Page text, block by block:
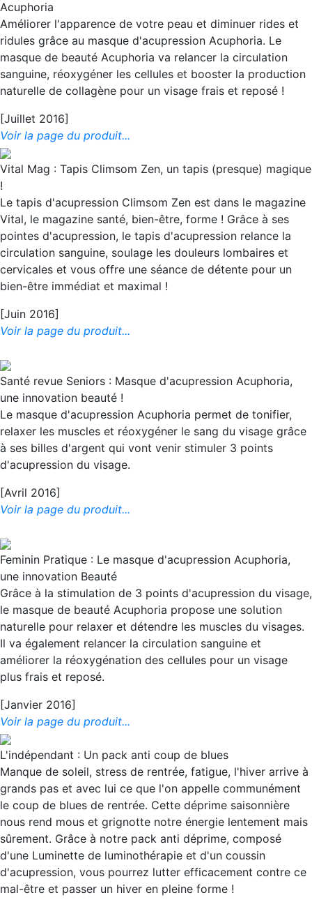
Acuphoria
Améliorer l'apparence de votre peau et diminuer rides et
ridules grâce au masque d'acupression Acuphoria. Le
masque de beauté Acuphoria va relancer la circulation
sanguine, réoxygéner les cellules et booster la production
naturelle de collagène pour un visage frais et reposé !
[Juillet 2016]
Voir la page du produit...
Vital Mag : Tapis Climsom Zen, un tapis (presque) magique
!
Le tapis d'acupression Climsom Zen est dans le magazine
Vital, le magazine santé, bien-être, forme ! Grâce à ses
pointes d'acupression, le tapis d'acupression relance la
circulation sanguine, soulage les douleurs lombaires et
cervicales et vous offre une séance de détente pour un
bien-être immédiat et maximal !
[Juin 2016]
Voir la page du produit...
Santé revue Seniors : Masque d'acupression Acuphoria,
une innovation beauté !
Le masque d'acupression Acuphoria permet de tonifier,
relaxer les muscles et réoxygéner le sang du visage grâce
à ses billes d'argent qui vont venir stimuler 3 points
d'acupression du visage.
[Avril 2016]
Voir la page du produit...
Feminin Pratique : Le masque d'acupression Acuphoria,
une innovation Beauté
Grâce à la stimulation de 3 points d'acupression du visage,
le masque de beauté Acuphoria propose une solution
naturelle pour relaxer et détendre les muscles du visages.
Il va également relancer la circulation sanguine et
améliorer la réoxygénation des cellules pour un visage
plus frais et reposé.
[Janvier 2016]
Voir la page du produit...
L'indépendant : Un pack anti coup de blues
Manque de soleil, stress de rentrée, fatigue, l'hiver arrive à
grands pas et avec lui ce que l'on appelle communément
le coup de blues de rentrée. Cette déprime saisonnière
nous rend mous et grignotte notre énergie lentement mais
sûrement. Grâce à notre pack anti déprime, composé
d'une Luminette de luminothérapie et d'un coussin
d'acupression, vous pourrez lutter efficacement contre ce
mal-être et passer un hiver en pleine forme !